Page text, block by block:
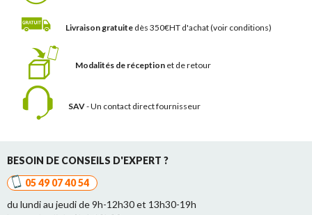
Livraison gratuite dès 350€HT d'achat(voir conditions)
Modalités de réception et de retour
SAV- Un contact direct fournisseur
BESOIN DE CONSEILS D'EXPERT ?
05 49 07 40 54
du lundi au jeudi de 9h-12h30 et 13h30-19h